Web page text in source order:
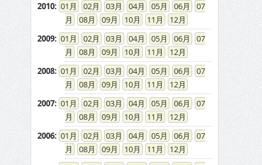
2010: 01 02 03 04 05 06
07
08
09 10 11
12
2009: 01 02 03 04 05 06
07
08
09 10 11
12
2008: 01 02 03 04 05 06
07
08
09 10 11
12
2007: 01 02 03 04 05 06
07
08
09 10 11
12
2006: 01 02 03 04 05 06
07
08
09 10 11
12